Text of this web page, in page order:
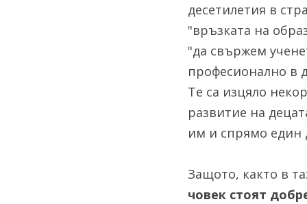
десетилетия в
"връзката на
"да свържем
професионално в
Те са изцяло
развитие на
им и спрямо един
Защото, както в
човек стоят